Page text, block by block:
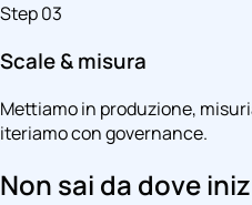
Step 03
Scale & misura
Mettiamo in produzione,
iteriamo con governance.
Non sai da dove